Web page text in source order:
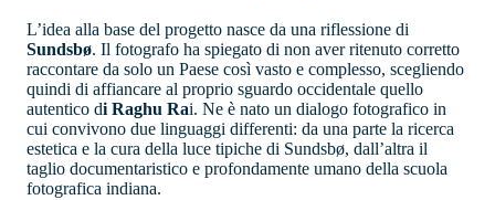
L’idea alla base del progetto nasce da una riflessione di
Sundsbø. Il fotografo ha spiegato di non aver ritenuto corretto
raccontare da solo un Paese così vasto e complesso, scegliendo
quindi di affiancare al proprio sguardo occidentale quello
autentico di Raghu Rai. Ne è nato un dialogo fotografico in
cui convivono due linguaggi differenti: da una parte la ricerca
estetica e la cura della luce tipiche di Sundsbø, dall’altra il
taglio documentaristico e profondamente umano della scuola
fotografica indiana.